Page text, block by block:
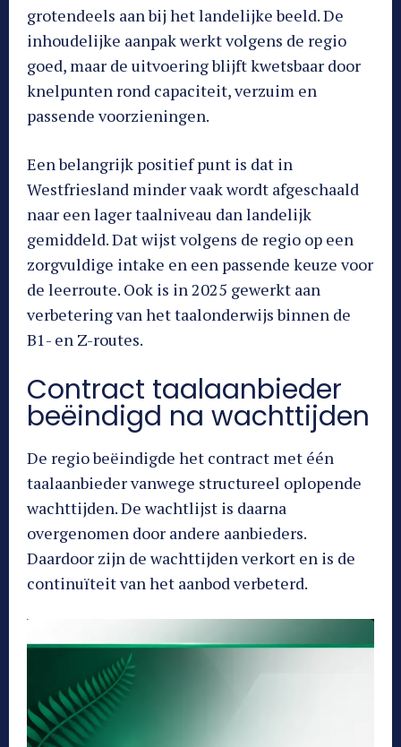
grotendeels aan bij het landelijke beeld. De
inhoudelijke aanpak werkt volgens de regio
goed, maar de uitvoering blijft kwetsbaar door
knelpunten rond capaciteit, verzuim en
passende voorzieningen.
Een belangrijk positief punt is dat in
Westfriesland minder vaak wordt afgeschaald
naar een lager taalniveau dan landelijk
gemiddeld. Dat wijst volgens de regio op een
zorgvuldige intake en een passende keuze voor
de leerroute. Ook is in 2025 gewerkt aan
verbetering van het taalonderwijs binnen de
B1- en Z-routes.
Contract taalaanbieder
beëindigd na wachttijden
De regio beëindigde het contract met één
taalaanbieder vanwege structureel oplopende
wachttijden. De wachtlijst is daarna
overgenomen door andere aanbieders.
Daardoor zijn de wachttijden verkort en is de
continuïteit van het aanbod verbeterd.